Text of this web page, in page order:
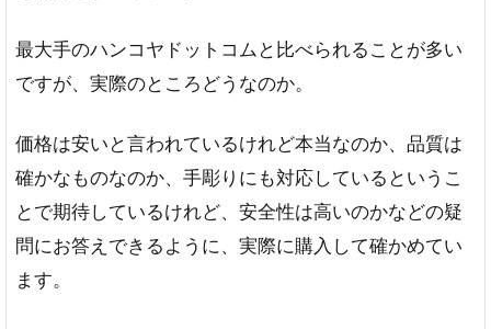
最大手のハンコヤドットコムと比べられることが多い
ですが、実際のところどうなのか。
価格は安いと言われているけれど本当なのか、品質は
確かなものなのか、手彫りにも対応しているというこ
とで期待しているけれど、安全性は高いのかなどの疑
問にお答えできるように、実際に購入して確かめてい
ます。